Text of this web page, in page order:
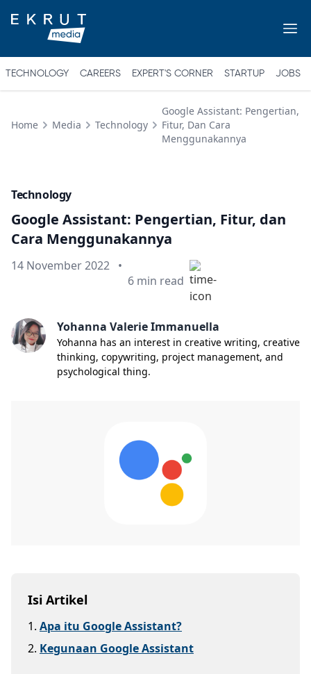
TECHNOLOGY CAREERS EXPERT'S CORNER STARTUP JOBS
Home Media Technology
Google Assistant: Pengertian,
Fitur, Dan Cara
Menggunakannya
Technology
Google Assistant: Pengertian, Fitur, dan
Cara Menggunakannya
Published on
14 November 2022 •
Min read
6 min read
Yohanna Valerie Immanuella
Yohanna has an interest in creative writing, creative
thinking, copywriting, project management, and
psychological thing.
Isi Artikel
1. Apa itu Google Assistant?
2. Kegunaan Google Assistant